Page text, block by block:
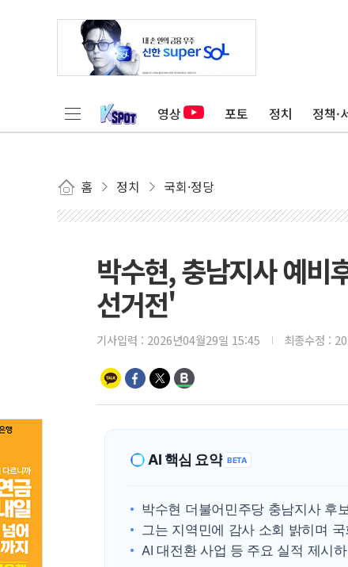
영상 포토 정치 정책·
홈 정치 국회·정당
박수현, 충남지사 예
선거전'
기사입력 : 2026년04월29일 15:45 최종수정 :
AI 핵심 요약 BETA
박수현 더불어민주당 충남지사 후
그는 지역민에 감사 소회 밝히며
AI 대전환 사업 등 주요 실적 제시